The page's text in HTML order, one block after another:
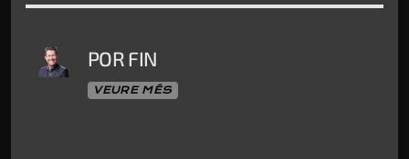
POR FIN
VEURE MÉS